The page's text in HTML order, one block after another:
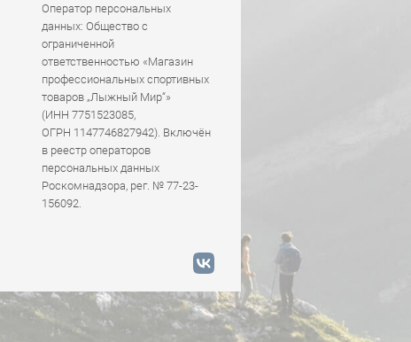
Оператор персональных
данных: Общество с
ограниченной
ответственностью «Магазин
профессиональных спортивных
товаров „Лыжный Мир“»
(ИНН 7751523085,
ОГРН 1147746827942). Включён
в реестр операторов
персональных данных
Роскомнадзора, рег. № 77-23-
156092.